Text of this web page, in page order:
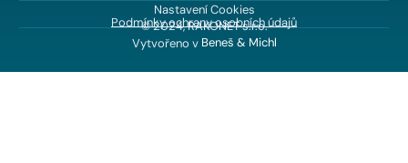
Nastavení Cookies
Podmínky ochrany osobních údajů
© 2024, RAKONET s.r.o.
Vytvořeno v Beneš & Michl